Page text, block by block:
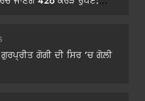
ਗੋਗੀ ਦੀ ਸਿਰ ‘ਚ ਗੋਲ਼ੀ